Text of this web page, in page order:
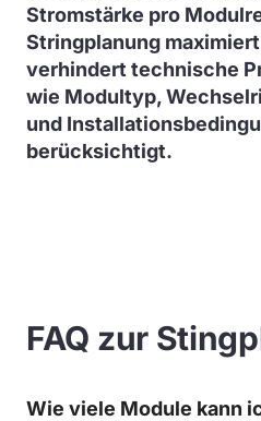
Stromstärke pro
Stringplanung
verhindert technische
wie Modultyp,
und
berücksichtigt.
FAQ zur
Wie viele Module kann